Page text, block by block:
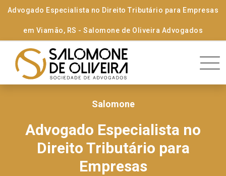
Advogado Especialista no Direito Tributário para Empresas
em Viamão, RS - Salomone de Oliveira Advogados
Salomone
Advogado Especialista no
Direito Tributário para
Empresas